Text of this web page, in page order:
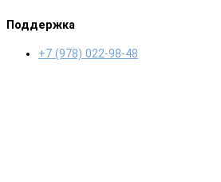
Поддержка
+7 (978) 022-98-48